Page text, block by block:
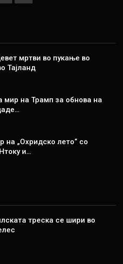
мртви во пукање во
Тајланд
мир на Трамп за обнова на
на „Охридско лето“ со
и…
треска се шири во